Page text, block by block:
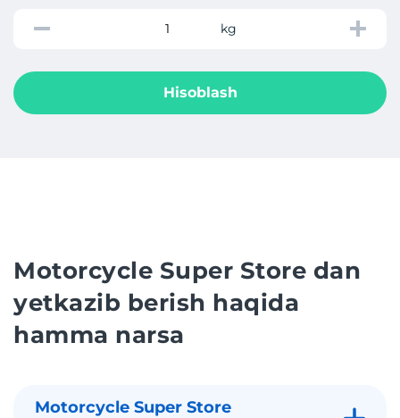
kg
Hisoblash
Motorcycle Super Store dan
yetkazib berish haqida
hamma narsa
Motorcycle Super Store